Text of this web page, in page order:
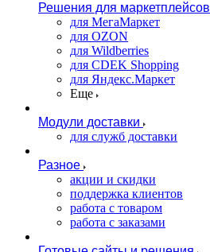
Решения для маркетплейсов
для МегаМаркет
для OZON
для Wildberries
для CDEK Shopping
для Яндекс.Маркет
Еще
Модули доставки
для служб доставки
Разное
акции и скидки
поддержка клиентов
работа с товаром
работа с заказами